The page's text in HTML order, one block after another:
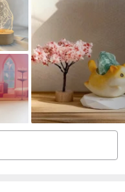
奇的贈禮
和美滿，功能最多能幫
稱為“水晶之王”。
、爭執，促進生意興